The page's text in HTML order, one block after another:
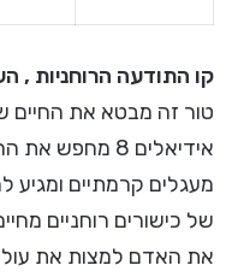
קו התודעה הרוחניות ,
מעגלים קרמתיים ומגיע
של כישורים רוחניים
את האדם למצות את